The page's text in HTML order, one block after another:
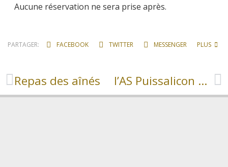
Aucune réservation ne sera prise après.
PARTAGER: FACEBOOK TWITTER MESSENGER PLUS
Repas des aînés l’AS Puissalicon Magalas reçoit le FC Corbières